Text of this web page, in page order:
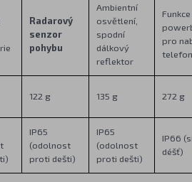
Radarový
senzor
pohybu
Ambientní
osvětlení,
spodní
dálkový
reflektor
Funkce
pro
122 g 135 g 272 g
IP65
(odolnost
proti dešti)
IP65
(odolnost
proti dešti)
IP66
déšť)